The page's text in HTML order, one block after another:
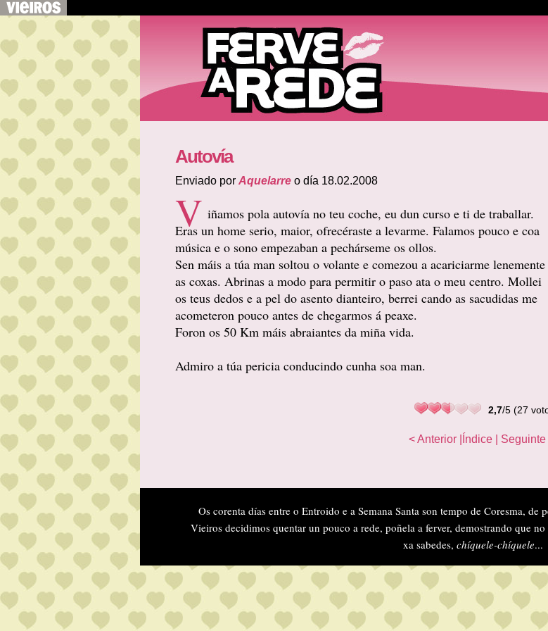
Autovía
Enviado por Aquelarre o día 18.02.2008
V iñamos pola autovía no teu coche, eu dun curso e ti de traballar.
Eras un home serio, maior, ofrecéraste a levarme. Falamos pouco e coa
música e o sono empezaban a pechárseme os ollos.
Sen máis a túa man soltou o volante e comezou a acariciarme lenemente
as coxas. Abrinas a modo para permitir o paso ata o meu centro. Mollei
os teus dedos e a pel do asento dianteiro, berrei cando as sacudidas me
acometeron pouco antes de chegarmos á peaxe.
Foron os 50 Km máis abraiantes da miña vida.
Admiro a túa pericia conducindo cunha soa man.
2,7/5 (27
< Anterior |Índice |
Os corenta días entre o Entroido e a Semana Santa son tempo de Coresma, de
Vieiros decidimos quentar un pouco a rede, poñela a ferver, demostrando que
xa sabedes, chíquele-chíquele...